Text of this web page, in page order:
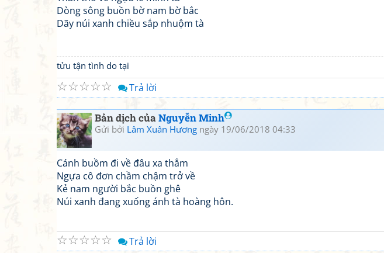
Dòng sông buồn bờ nam bờ bắc
Dãy núi xanh chiều sắp nhuộm tà
tửu tận tình do tại
☆
☆
☆
☆
☆ Trả lời
Bản dịch củaNguyễn Minh
Gửi bởi Lâm Xuân Hương ngày 19/06/2018 04:33
Cánh buồm đi về đâu xa thẳm
Ngựa cô đơn chầm chậm trở về
Kẻ nam người bắc buồn ghê
Núi xanh đang xuống ánh tà hoàng hôn.
☆
☆
☆
☆
☆ Trả lời